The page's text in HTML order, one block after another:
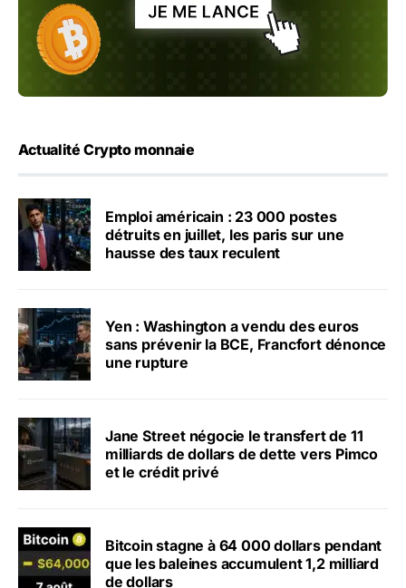
Actualité Crypto monnaie
Emploi américain : 23 000 postes
détruits en juillet, les paris sur une
hausse des taux reculent
Yen : Washington a vendu des euros
sans prévenir la BCE, Francfort dénonce
une rupture
Jane Street négocie le transfert de 11
milliards de dollars de dette vers Pimco
et le crédit privé
Bitcoin stagne à 64 000 dollars pendant
que les baleines accumulent 1,2 milliard
de dollars